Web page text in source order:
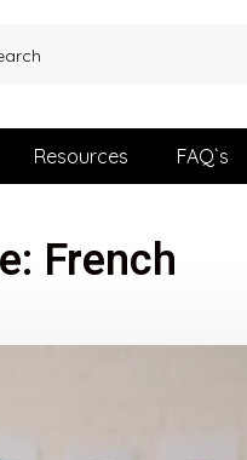
Resources FAQ`s
French